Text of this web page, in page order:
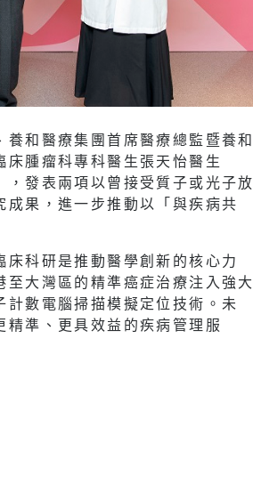
和醫療集團首席醫療總監暨養和
腫瘤科專科醫生張天怡醫生
，發表兩項以曾接受質子或光子放
果，進一步推動以「與疾病共
床科研是推動醫學創新的核心力
大灣區的精準癌症治療注入強大
數電腦掃描模擬定位技術。未
準、更具效益的疾病管理服